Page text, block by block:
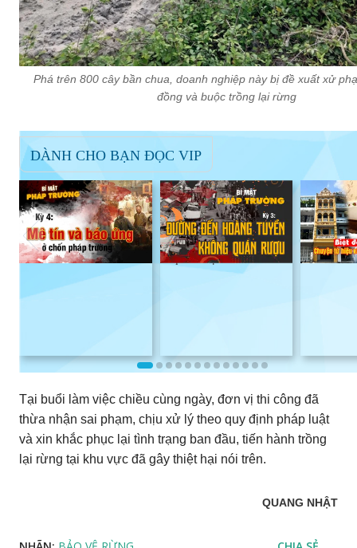
Phá trên 800 cây bần chua, doanh nghiệp này bị đề xuất xử
đồng và buộc trồng lại rừng
DÀNH CHO BẠN ĐỌC VIP
Bí mật pháp trường
(kỳ 4): Mê tín và báo
ứng
Bí mật pháp trường
(kỳ 3): Đường đến
Hoàng Tuyền không
quán rượu
Biệt
Chuyện
Phú
Tại buổi làm việc chiều cùng ngày, đơn vị thi công đã
thừa nhận sai phạm, chịu xử lý theo quy định pháp luật
và xin khắc phục lại tình trạng ban đầu, tiến hành trồng
lại rừng tại khu vực đã gây thiệt hại nói trên.
QUANG NHẬT